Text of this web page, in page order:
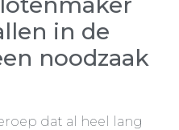
in de
noodzaak
dat al heel lang